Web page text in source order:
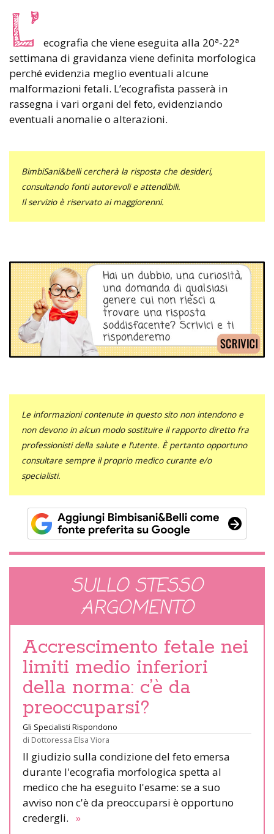
L’ ecografia che viene eseguita alla 20ª-22ª
settimana di gravidanza viene definita morfologica
perché evidenzia meglio eventuali alcune
malformazioni fetali. L’ecografista passerà in
rassegna i vari organi del feto, evidenziando
eventuali anomalie o alterazioni.
BimbiSani&belli cercherà la risposta che desideri,
consultando fonti autorevoli e attendibili.
Il servizio è riservato ai maggiorenni.
Le informazioni contenute in questo sito non intendono e
non devono in alcun modo sostituire il rapporto diretto fra
professionisti della salute e l’utente. È pertanto opportuno
consultare sempre il proprio medico curante e/o
specialisti.
SULLO STESSO
ARGOMENTO
Accrescimento fetale nei
limiti medio inferiori
della norma: c’è da
preoccuparsi?
Gli Specialisti Rispondono
di Dottoressa Elsa Viora
Il giudizio sulla condizione del feto emersa
durante l'ecografia morfologica spetta al
medico che ha eseguito l'esame: se a suo
avviso non c'è da preoccuparsi è opportuno
credergli. »